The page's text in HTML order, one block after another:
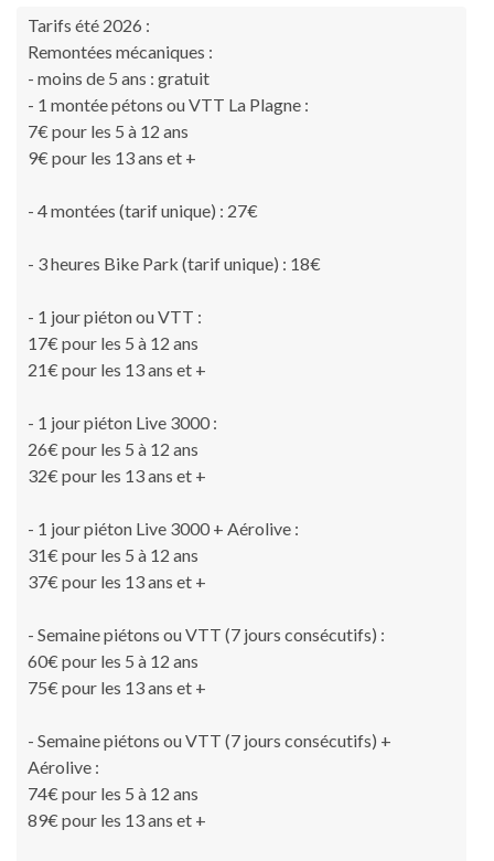
Tarifs été 2026 :
Remontées mécaniques :
- moins de 5 ans : gratuit
- 1 montée pétons ou VTT La Plagne :
7€ pour les 5 à 12 ans
9€ pour les 13 ans et +
- 4 montées (tarif unique) : 27€
- 3 heures Bike Park (tarif unique) : 18€
- 1 jour piéton ou VTT :
17€ pour les 5 à 12 ans
21€ pour les 13 ans et +
- 1 jour piéton Live 3000 :
26€ pour les 5 à 12 ans
32€ pour les 13 ans et +
- 1 jour piéton Live 3000 + Aérolive :
31€ pour les 5 à 12 ans
37€ pour les 13 ans et +
- Semaine piétons ou VTT (7 jours consécutifs) :
60€ pour les 5 à 12 ans
75€ pour les 13 ans et +
- Semaine piétons ou VTT (7 jours consécutifs) +
Aérolive :
74€ pour les 5 à 12 ans
89€ pour les 13 ans et +